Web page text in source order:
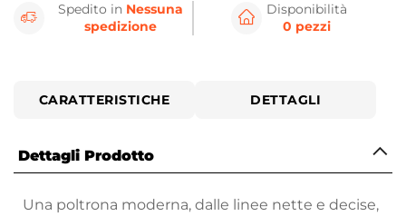
Spedito in Nessuna
spedizione
Disponibilità
0 pezzi
CARATTERISTICHE DETTAGLI
Dettagli Prodotto
Una poltrona moderna, dalle linee nette e decise,